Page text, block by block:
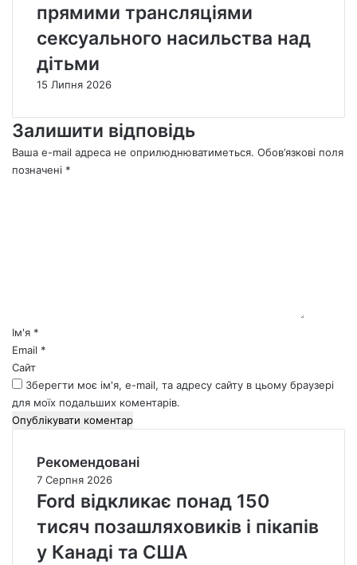
прямими трансляціями
сексуального насильства над
дітьми
15 Липня 2026
Залишити відповідь
Ваша e-mail адреса не оприлюднюватиметься. Обов’язкові поля
позначені *
*Ім'я *
Email *
Сайт
Зберегти моє ім'я, e-mail, та адресу сайту в цьому браузері
для моїх подальших коментарів.
Рекомендовані
7 Серпня 2026
Ford відкликає понад 150
тисяч позашляховиків і пікапів
у Канаді та США